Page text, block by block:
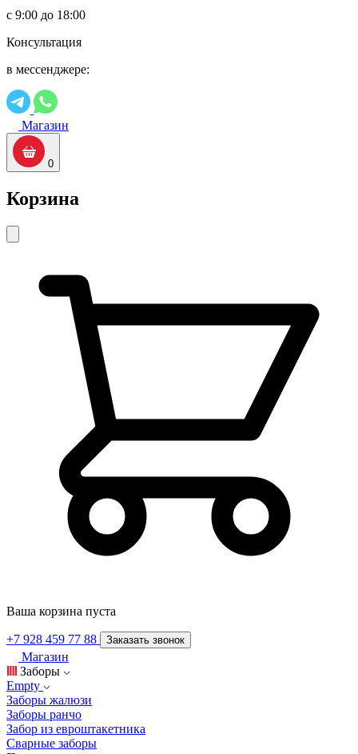
с 9:00 до 18:00
Консультация
в мессенджере:
Магазин
0
Корзина
Ваша корзина пуста
+7 928 459 77 88 Заказать звонок
Магазин
Заборы
Empty
Заборы жалюзи
Заборы ранчо
Забор из евроштакетника
Сварные заборы